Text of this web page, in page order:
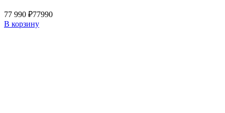
77 990 ₽77990
В корзину